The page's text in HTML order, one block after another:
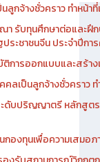
กจ้างชั่วคราว ทำหน้าที่
า รับทุนศึกษาต่อและฝึ
ะชาชนจีน ประจำปีก
การออกแบบและสร้า
เป็นลูกจ้างชั่วคราว ท
ดับปริญญาตรี หลักสูต
กองทุนเพื่อความเสมอ